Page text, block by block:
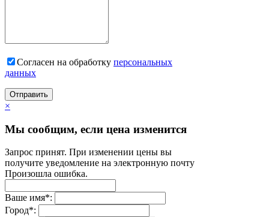
Согласен на обработку персональныx
данных
Отправить
×
Мы сообщим, если цена изменится
Запрос принят. При изменении цены вы
получите уведомление на электронную почту
Произошла ошибка.
Ваше имя*:
Город*: